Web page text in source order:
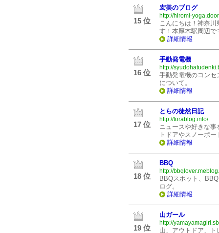
15 位
宏美のブログ
http://hiromi-
こんにちは！神奈
す！本厚木駅周辺で
詳細情報
16 位
手動発電機
http://
手動発電機のコン
について。
詳細情報
17 位
とらの徒然日記
http://torablog.info/
ニュースや好きな
トドアやスノーボー
詳細情報
18 位
BBQ
http://
BBQスポット、
ログ。
詳細情報
19 位
山ガール
http://
山、アウトドア、